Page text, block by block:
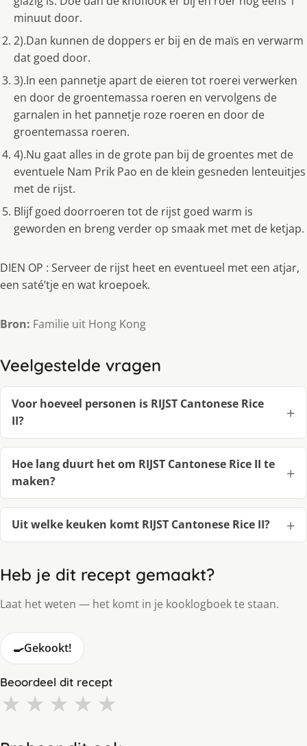
minuut door.
2).Dan kunnen de doppers er bij en de maïs en verwarm
dat goed door.
3).In een pannetje apart de eieren tot roerei verwerken
en door de groentemassa roeren en vervolgens de
garnalen in het pannetje roze roeren en door de
groentemassa roeren.
4).Nu gaat alles in de grote pan bij de groentes met de
eventuele Nam Prik Pao en de klein gesneden lenteuitjes
met de rijst.
Blijf goed doorroeren tot de rijst goed warm is
geworden en breng verder op smaak met met de ketjap.
DIEN OP : Serveer de rijst heet en eventueel met een atjar,
een saté’tje en wat kroepoek.
Bron: Familie uit Hong Kong
Veelgestelde vragen
Voor hoeveel personen is RIJST Cantonese Rice
II?
Hoe lang duurt het om RIJST Cantonese Rice II te
maken?
Uit welke keuken komt RIJST Cantonese Rice II?
Heb je dit recept gemaakt?
Laat het weten — het komt in je kooklogboek te staan.
🍳Gekookt!
Beoordeel dit recept
★ ★ ★ ★ ★